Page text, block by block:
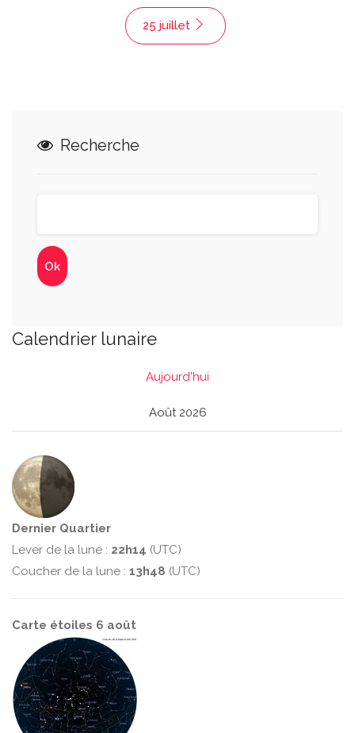
25 juillet
Recherche
Calendrier lunaire
Aujourd'hui
Août 2026
Dernier Quartier
Lever de la lune : 22h14 (UTC)
Coucher de la lune : 13h48 (UTC)
Carte étoiles 6 août